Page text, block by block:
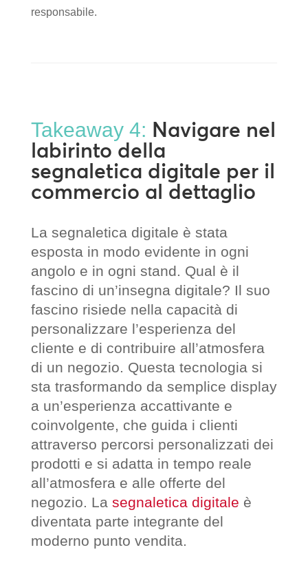
responsabile.
Takeaway 4: Navigare nel
labirinto della
segnaletica digitale per il
commercio al dettaglio
La segnaletica digitale è stata
esposta in modo evidente in ogni
angolo e in ogni stand. Qual è il
fascino di un’insegna digitale? Il suo
fascino risiede nella capacità di
personalizzare l’esperienza del
cliente e di contribuire all’atmosfera
di un negozio. Questa tecnologia si
sta trasformando da semplice display
a un’esperienza accattivante e
coinvolgente, che guida i clienti
attraverso percorsi personalizzati dei
prodotti e si adatta in tempo reale
all’atmosfera e alle offerte del
negozio. La segnaletica digitale è
diventata parte integrante del
moderno punto vendita.